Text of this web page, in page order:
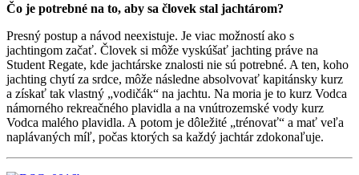
Čo je potrebné na to, aby sa človek stal jachtárom?
Presný postup a návod neexistuje. Je viac možností ako s
jachtingom začať. Človek si môže vyskúšať jachting práve na
Student Regate, kde jachtárske znalosti nie sú potrebné. A ten, koho
jachting chytí za srdce, môže následne absolvovať kapitánsky kurz
a získať tak vlastný „vodičák“ na jachtu. Na moria je to kurz Vodca
námorného rekreačného plavidla a na vnútrozemské vody kurz
Vodca malého plavidla. A potom je dôležité „trénovať“ a mať veľa
naplávaných míľ, počas ktorých sa každý jachtár zdokonaľuje.